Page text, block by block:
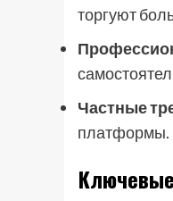
торгуют
Частные
платформы.